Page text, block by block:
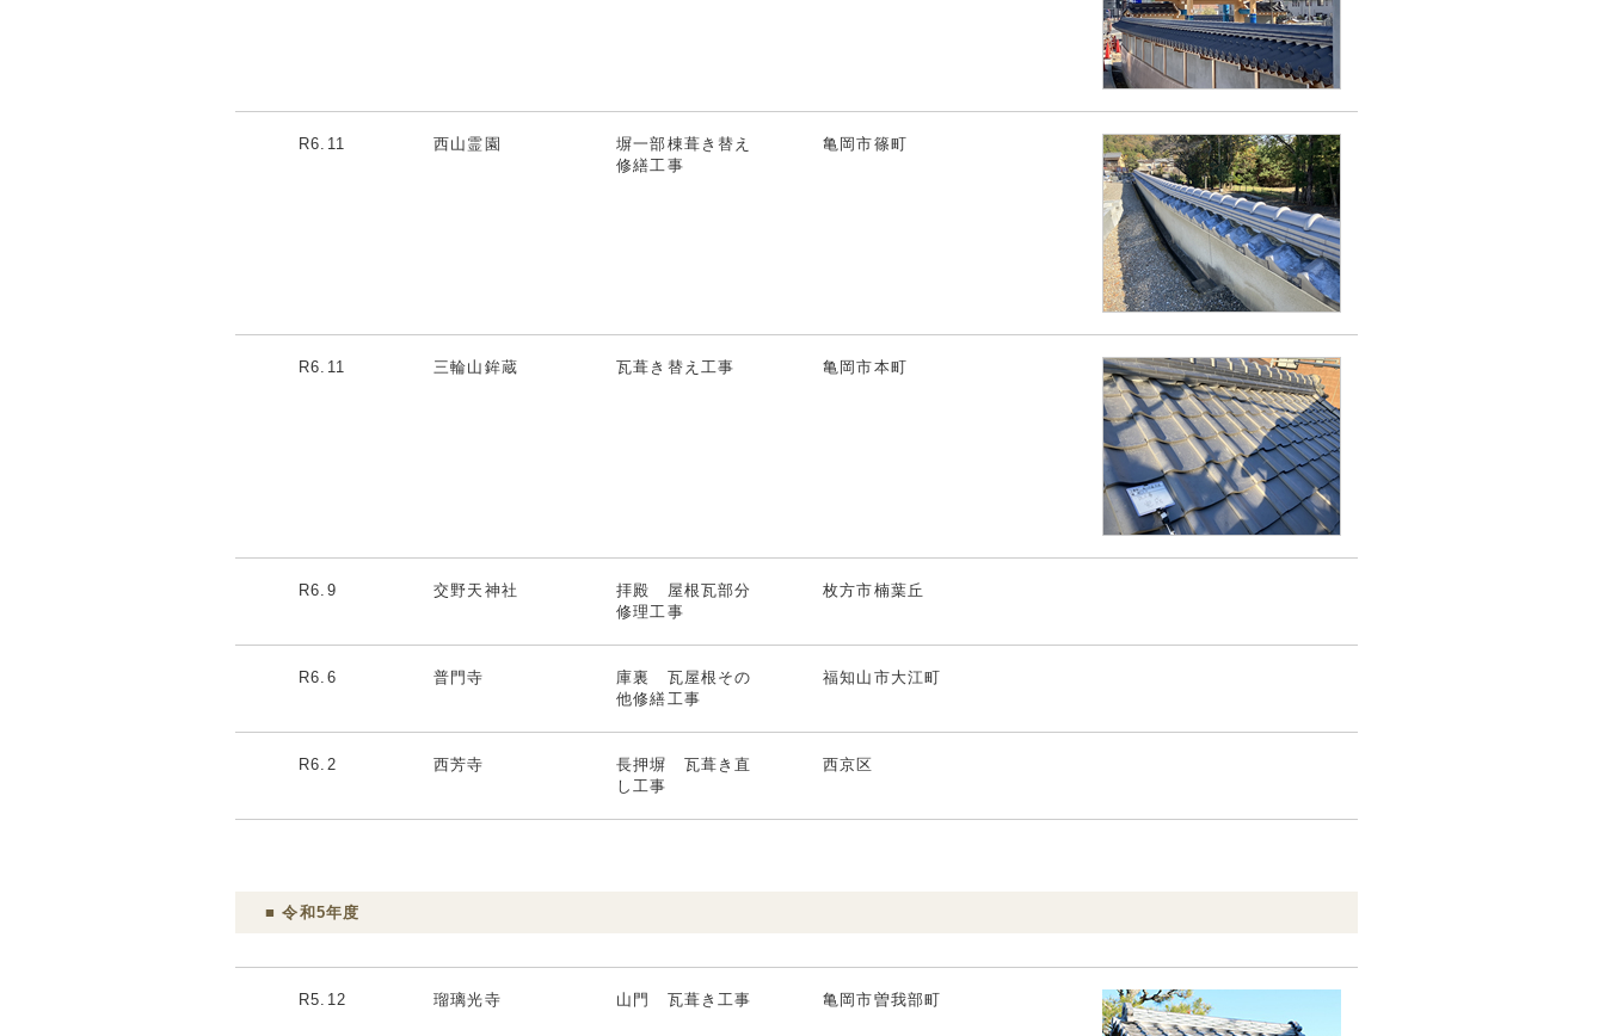
R6.11 西山霊園
塀一部棟葺き替え
修繕工事
亀岡市篠町
R6.11 三輪山鉾蔵 瓦葺き替え工事 亀岡市本町
R6.9 交野天神社
拝殿 屋根瓦部分
修理工事
枚方市楠葉丘
R6.6 普門寺
庫裏 瓦屋根その
他修繕工事
福知山市大江町
R6.2 西芳寺
長押塀 瓦葺き直
し工事
西京区
■ 令和5年度
R5.12 瑠璃光寺 山門 瓦葺き工事 亀岡市曽我部町